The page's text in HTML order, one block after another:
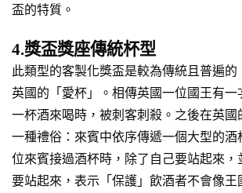
盃的特質。
4.獎盃獎座傳統杯型
此類型的客製化獎盃是較為傳統且普遍的
英國的「愛杯」。相傳英國一位國王有一
一杯酒來喝時，被刺客刺殺。之後在英國
一種禮俗：來賓中依序傳遞一個大型的
位來賓接過酒杯時，除了自己要站起來，
要站起來，表示「保護」飲酒者不會像王